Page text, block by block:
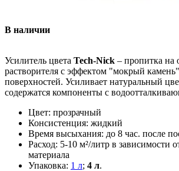
В наличии
Усилитель цвета Tech-Nick – пропитка на
растворителя с эффектом "мокрый
поверхностей. Усиливает натуральный
содержатся компоненты с
Цвет: прозрачный
Консистенция: жидкий
Время высыхания: до 8 час. после
Расход: 5-10 м²/литр в зависимости
материала
Упаковка: 1 л; 4 л.